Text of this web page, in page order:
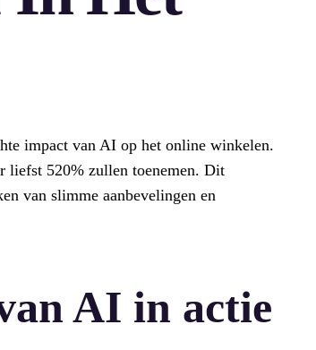
impact van AI op het online winkelen.
liefst 520% zullen toenemen. Dit
van slimme aanbevelingen en
AI in actie